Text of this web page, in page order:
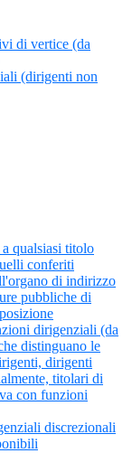
di vertice (da
(dirigenti non
qualsiasi titolo
conferiti
di indirizzo
pubbliche di
dirigenziali (da
distinguano le
dirigenti
titolari di
con funzioni
discrezionali